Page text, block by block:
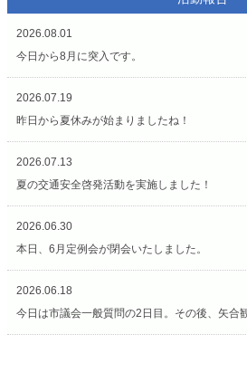
2026.08.01
今日から8月に突入です。
2026.07.19
昨日から夏休みが始まりましたね！
2026.07.13
夏の交通安全啓発活動を実施しました！
2026.06.30
本日、6月定例会が閉会いたしました。
2026.06.18
今日は市議会一般質問の2日目。その後、矢合観音